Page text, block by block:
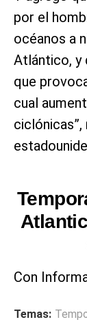
por el
océanos a
Atlántico, y
que
cual
Con
Temas: